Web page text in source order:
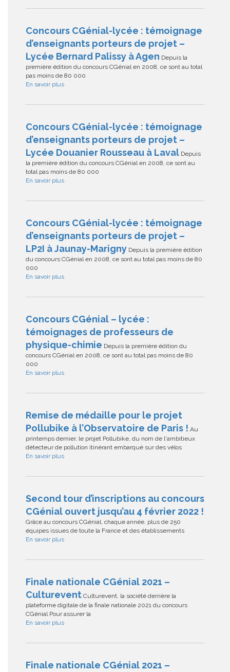
Concours CGénial-lycée : témoignage
d’enseignants porteurs de projet –
Lycée Bernard Palissy à Agen Depuis la
première édition du concours CGénial en 2008, ce sont au total
pas moins de 80 000
En savoir plus
Concours CGénial-lycée : témoignage
d’enseignants porteurs de projet –
Lycée Douanier Rousseau à Laval Depuis
la première édition du concours CGénial en 2008, ce sont au
total pas moins de 80 000
En savoir plus
Concours CGénial-lycée : témoignage
d’enseignants porteurs de projet –
LP2I à Jaunay-Marigny Depuis la première édition
du concours CGénial en 2008, ce sont au total pas moins de 80
000
En savoir plus
Concours CGénial – lycée :
témoignages de professeurs de
physique-chimie Depuis la première édition du
concours CGénial en 2008, ce sont au total pas moins de 80
000
En savoir plus
Remise de médaille pour le projet
Pollubike à l’Observatoire de Paris ! Au
printemps dernier, le projet Pollubike, du nom de l'ambitieux
détecteur de pollution itinérant embarqué sur des vélos
En savoir plus
Second tour d’inscriptions au concours
CGénial ouvert jusqu’au 4 février 2022 !
Grâce au concours CGénial, chaque année, plus de 250
équipes issues de toute la France et des établissements
En savoir plus
Finale nationale CGénial 2021 –
Culturevent Culturevent, la société derrière la
plateforme digitale de la finale nationale 2021 du concours
CGénial Pour assurer la
En savoir plus
Finale nationale CGénial 2021 –